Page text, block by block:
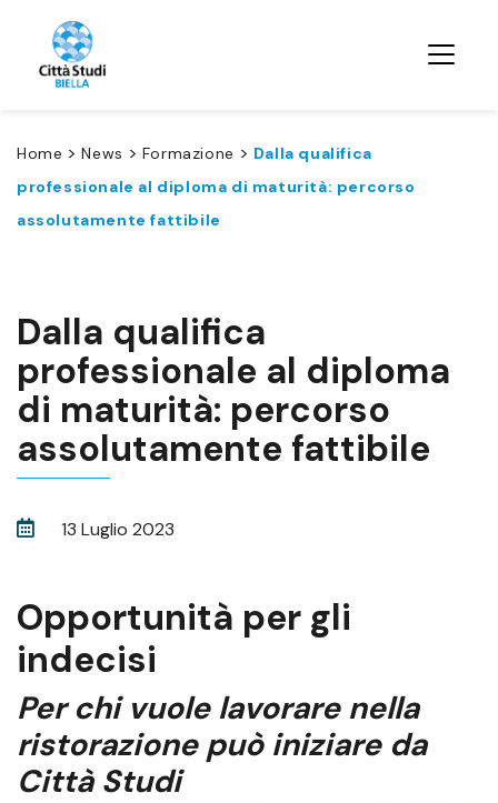
Home >News > Formazione > Dalla qualifica
professionale al diploma di maturità: percorso
assolutamente fattibile
Dalla qualifica
professionale al diploma
di maturità: percorso
assolutamente fattibile
13 Luglio 2023
Opportunità per gli
indecisi
Per chi vuole lavorare nella
ristorazione può iniziare da
Città Studi